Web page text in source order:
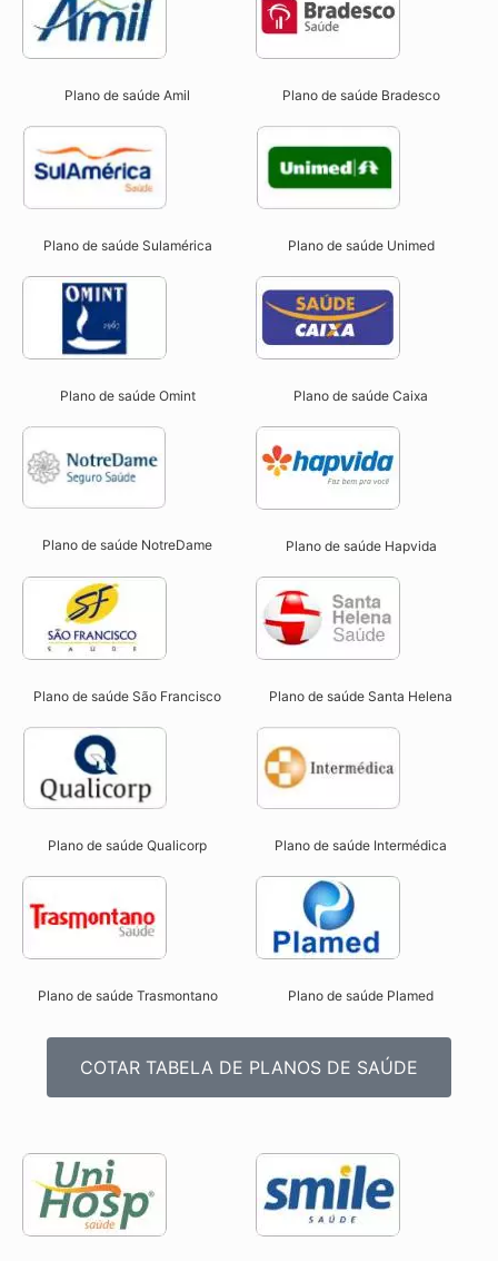
Plano de saúde Amil Plano de saúde Bradesco
Plano de saúde Sulamérica Plano de saúde Unimed
Plano de saúde Omint Plano de saúde Caixa
Plano de saúde NotreDame Plano de saúde Hapvida
Plano de saúde São Francisco Plano de saúde Santa Helena
Plano de saúde Qualicorp Plano de saúde Intermédica
Plano de saúde Trasmontano Plano de saúde Plamed
COTAR TABELA DE PLANOS DE SAÚDE